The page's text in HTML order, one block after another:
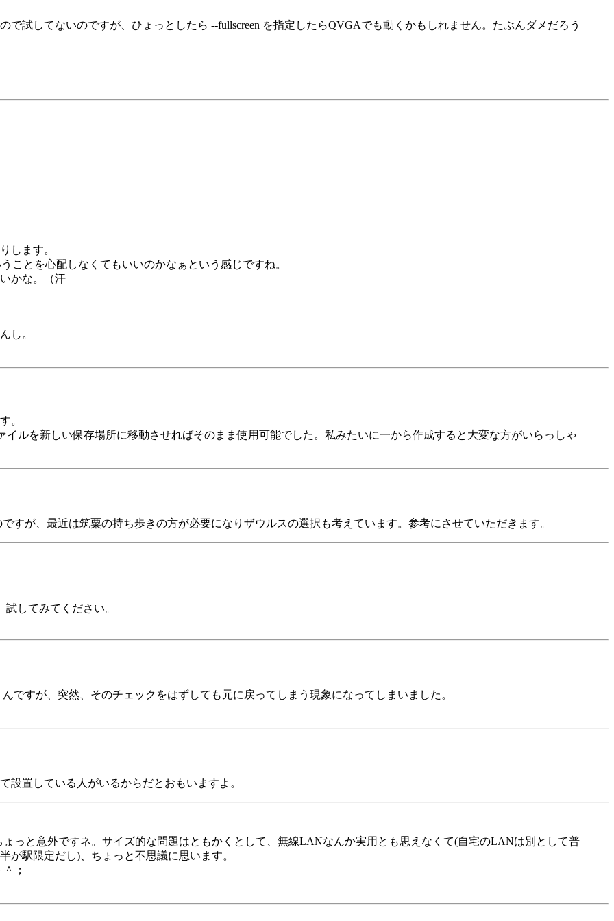
試してないのですが、ひょっとしたら --fullscreen を指定したらQVGAでも動くかもしれません。たぶんダメだろう
します。
とを心配しなくてもいいのかなぁという感じですね。
かな。（汗
し。
。
イルを新しい保存場所に移動させればそのまま使用可能でした。私みたいに一から作成すると大変な方がいらっしゃ
が、最近は筑粟の持ち歩きの方が必要になりザウルスの選択も考えています。参考にさせていただきます。
してみてください。
ですが、突然、そのチェックをはずしても元に戻ってしまう現象になってしまいました。
設置している人がいるからだとおもいますよ。
っと意外ですネ。サイズ的な問題はともかくとして、無線LANなんか実用とも思えなくて(自宅のLANは別として普
が駅限定だし)、ちょっと不思議に思います。
；